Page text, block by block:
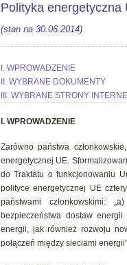
Polityka energetyczna
(stan na 30.06.2014)
I. WPROWADZENIE
II. WYBRANE DOKUMENTY
III. WYBRANE STRONY
I. WPROWADZENIE
Zarówno państwa
energetycznej UE.
do Traktatu o funkcjonowaniu
polityce energetycznej UE
państwami członkowskimi:
bezpieczeństwa dostaw
energii, jak również rozwoju
połączeń między sieciami